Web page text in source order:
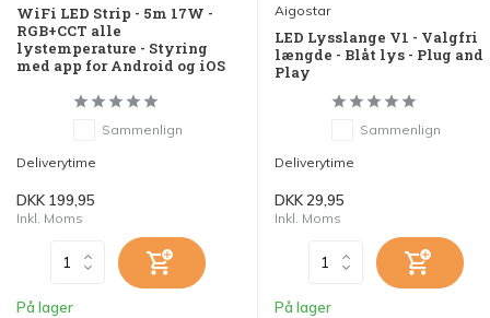
WiFi LED Strip - 5m 17W -
RGB+CCT alle
lystemperature - Styring
med app for Android og iOS
Sammenlign
Deliverytime
DKK 199,95
Inkl. Moms
På lager
Aigostar
LED Lysslange V1 - Valgfri
længde - Blåt lys - Plug and
Play
Sammenlign
Deliverytime
DKK 29,95
Inkl. Moms
På lager